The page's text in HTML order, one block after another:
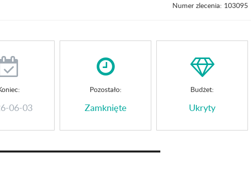
Numer zlecenia: 103095
06-03
Pozostało:
Zamknięte
Budżet:
Ukryty